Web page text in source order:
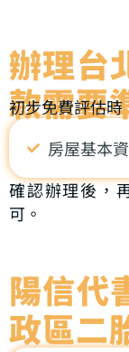
辦理台
款需要
初步免費評估時
房屋基本
確認辦理後，
可。
陽信代
政區二